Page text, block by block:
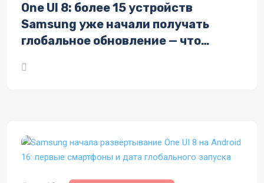
One UI 8: более 15 устройств
Samsung уже начали получать
глобальное обновление — что